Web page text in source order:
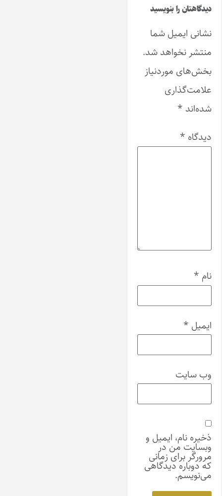
دیدگاهتان را بنویسید
نشانی ایمیل شما
منتشر نخواهد شد.
بخش‌های موردنیاز
علامت‌گذاری
شده‌اند *
دیدگاه *
نام *
ایمیل *
وب‌ سایت
ذخیره نام، ایمیل و
وبسایت من در
مرورگر برای زمانی
که دوباره دیدگاهی
می‌نویسم.